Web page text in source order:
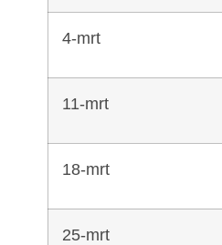
4-mrt
11-mrt
18-mrt
25-mrt